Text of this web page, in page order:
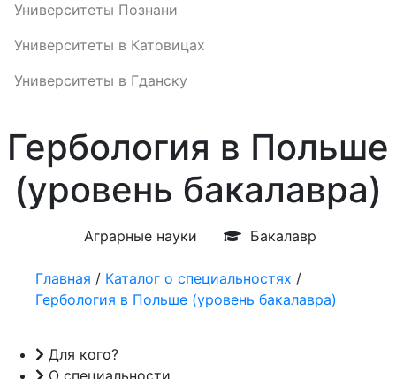
Университеты Познани
Университеты в Катовицах
Университеты в Гданску
Гербология в Польше
(уровень бакалавра)
Аграрные науки Бакалавр
Главная / Каталог о специальностях /
Гербология в Польше (уровень бакалавра)
Для кого?
О специальности